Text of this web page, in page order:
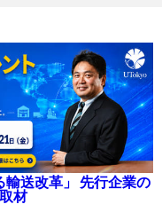
輸送改革」 先行企業の
材